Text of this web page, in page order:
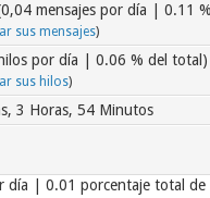
mensajes por día | 0.11
sus mensajes)
por día | 0.06 % del total)
sus hilos)
3 Horas, 54 Minutos
día | 0.01 porcentaje total de